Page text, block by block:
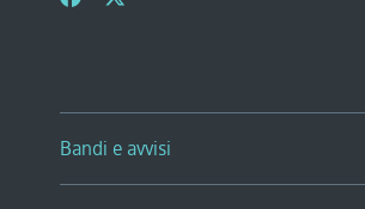
Bandi e avvisi